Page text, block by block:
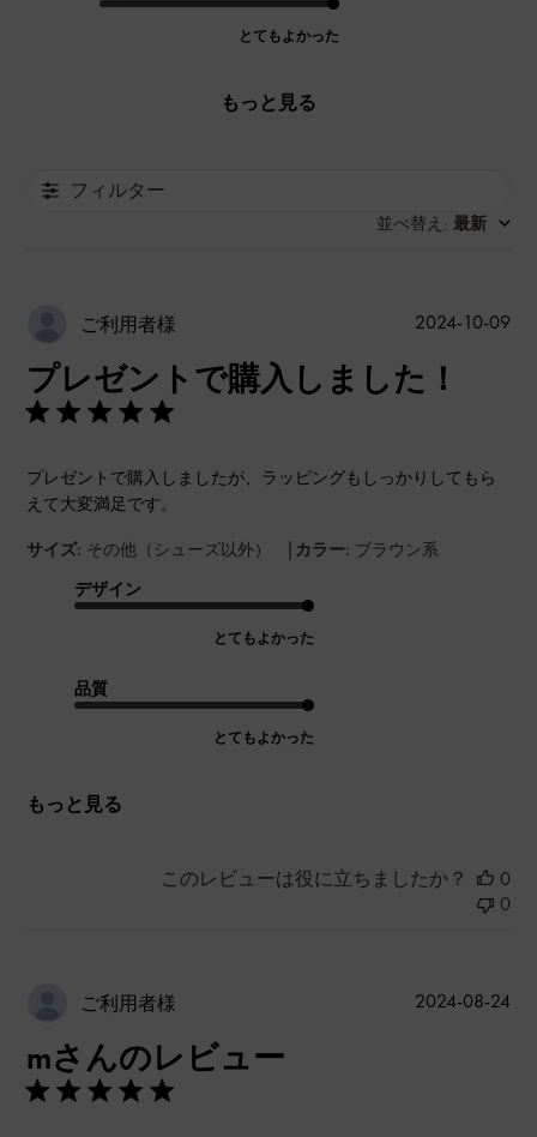
とてもよかった
もっと見る
フィルター
並べ替え : 最新
ご利用者様
プレゼントで購入しました！
プレゼントで購入しましたが、ラッピングもしっかりしてもら
えて大変満足です。
サイズ: その他（シューズ以外） | カラー: ブラウン系
デザイン
とてもよかった
品質
とてもよかった
もっと見る
公
2024-10-09
このレビューは役に立ちましたか？
0
0
ご利用者様
mさんのレビュー
公
2024-08-24